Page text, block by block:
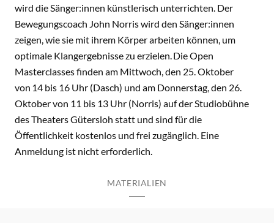
wird die Sänger:innen künstlerisch unterrichten. Der
Bewegungscoach John Norris wird den Sänger:innen
zeigen, wie sie mit ihrem Körper arbeiten können, um
optimale Klangergebnisse zu erzielen. Die Open
Masterclasses finden am Mittwoch, den 25. Oktober
von 14 bis 16 Uhr (Dasch) und am Donnerstag, den 26.
Oktober von 11 bis 13 Uhr (Norris) auf der Studiobühne
des Theaters Gütersloh statt und sind für die
Öffentlichkeit kostenlos und frei zugänglich. Eine
Anmeldung ist nicht erforderlich.
MATERIALIEN